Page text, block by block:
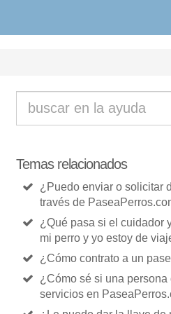
Temas relacionados
¿Puedo enviar o solicitar
través de
¿Qué pasa si el cuidador
mi perro y yo estoy de
¿Cómo contrato a un
¿Cómo sé si una persona
servicios en